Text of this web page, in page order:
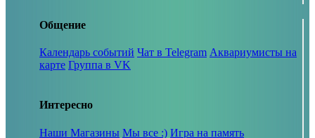
Общение
Календарь событий Чат в Telegram Аквариумисты на
карте Группа в VK
Интересно
Наши Магазины Мы все :) Игра на память